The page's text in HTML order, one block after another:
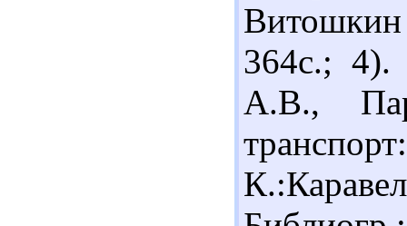
Витошкин
364с.; 4).
А.В.,